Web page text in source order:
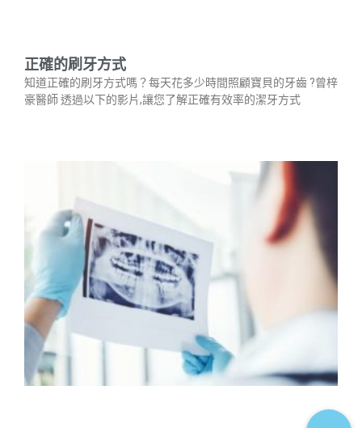
正確的刷牙方式
知道正確的刷牙方式嗎？每天花多少時間照顧寶貝的牙齒 ?曾梓
豪醫師 透過以下的影片,讓您了解正確有效率的潔牙方式